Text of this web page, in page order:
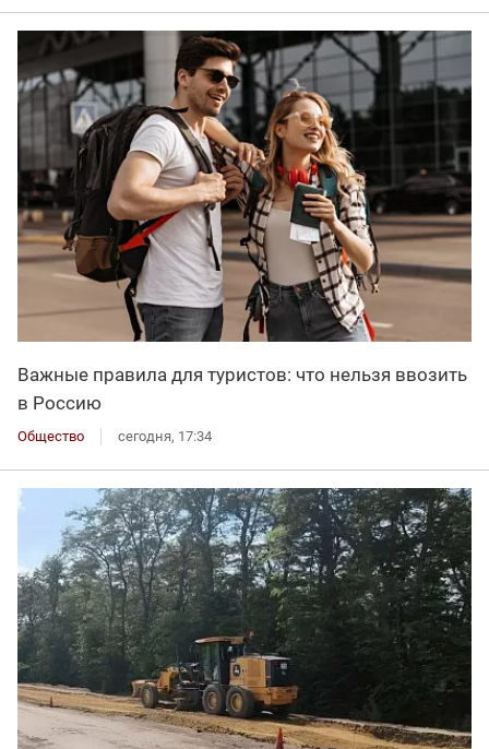
Важные правила для туристов: что нельзя ввозить
в Россию
Общество сегодня, 17:34